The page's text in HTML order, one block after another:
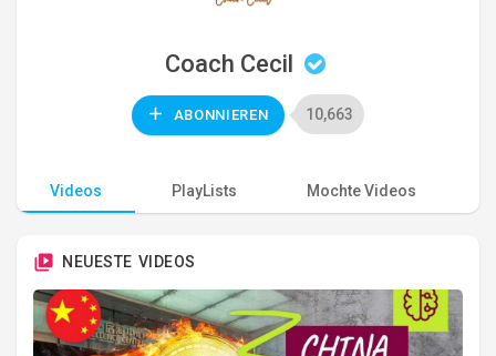
Coach Cecil
ABONNIEREN 10,663
Videos PlayLists Mochte Videos
NEUESTE VIDEOS